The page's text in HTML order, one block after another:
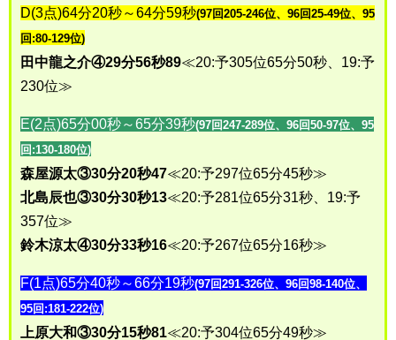
D(3点)64分20秒～64分59秒(97回205-246位、96回25-49位、95
回:80-129位)
田中龍之介④29分56秒89≪20:予305位65分50秒、19:予
230位≫
E(2点)65分00秒～65分39秒(97回247-289位、96回50-97位、95
回:130-180位)
森屋源太③30分20秒47≪20:予297位65分45秒≫
北島辰也③30分30秒13≪20:予281位65分31秒、19:予
357位≫
鈴木涼太④30分33秒16≪20:予267位65分16秒≫
F(1点)65分40秒～66分19秒(97回291-326位、96回98-140位、
95回:181-222位)
上原大和③30分15秒81≪20:予304位65分49秒≫